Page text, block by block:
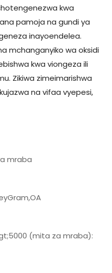
kwa
pamoja na gundi ya
inayoendelea.
mchanganyiko wa oksidi
kwa viongeza ili
Zikiwa zimeimarishwa
na vifaa vyepesi,
mraba
(mita za mraba):